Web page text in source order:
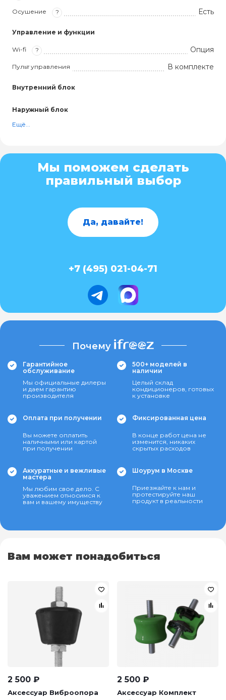
Осушение ? Есть
Управление и функции
Wi-fi ? Опция
Пульт управления В комплекте
Внутренний блок
Наружный блок
Ещё...
Мы поможем сделать
правильный выбор
Да, давайте!
+7 (495) 021-04-71
Почему
Гарантийное
обслуживание
Мы официальные дилеры
и даем гарантию
производителя
500+ моделей в
наличии
Целый склад
кондиционеров, готовых
к установке
Оплата при получении
Вы можете оплатить
наличными или картой
при получении
Фиксированная цена
В конце работ цена не
изменится, никаких
скрытых расходов
Аккуратные и вежливые
мастера
Мы любим свое дело. С
уважением относимся к
вам и вашему имуществу
Шоурум в Москве
Приезжайте к нам и
протестируйте наш
продукт в реальности
Вам может понадобиться
2 500 ₽
Аксессуар Виброопора
2 500 ₽
Аксессуар Комплект